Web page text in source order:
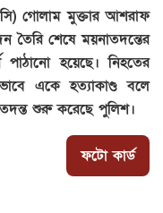
গোলাম মুক্তার আশরাফ
তৈরি শেষে ময়নাতদন্তের
পাঠানো হয়েছে। নিহতের
একে হত্যাকাণ্ড বলে
তদন্ত শুরু করেছে পুলিশ।
ফটো কার্ড